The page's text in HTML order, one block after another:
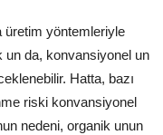
üretim yöntemleriyle
un da, konvansiyonel un
Hatta, bazı
riski konvansiyonel
nedeni, organik unun